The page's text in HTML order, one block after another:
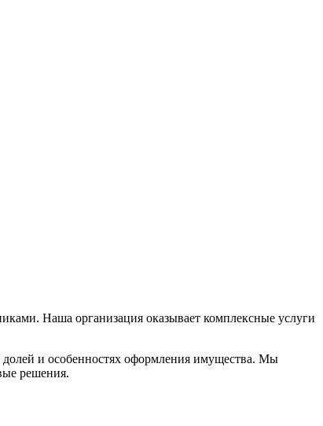
Наша организация оказывает комплексные услуги
долей и особенностях оформления имущества. Мы
решения.